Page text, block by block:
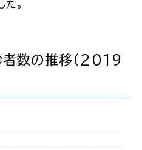
。
数の推移（2019